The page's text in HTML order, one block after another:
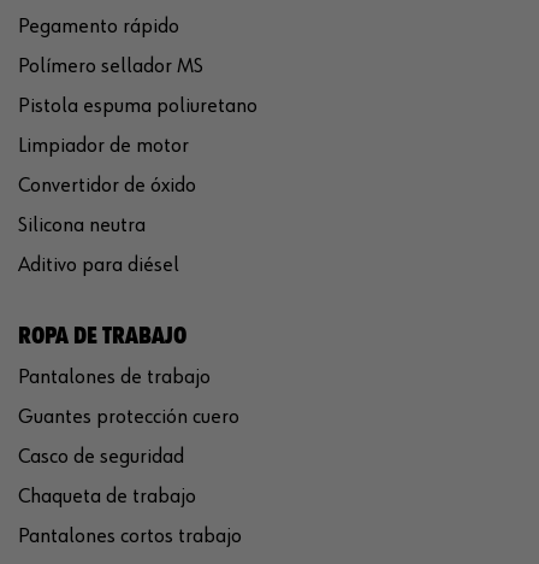
Pegamento rápido
Polímero sellador MS
Pistola espuma poliuretano
Limpiador de motor
Convertidor de óxido
Silicona neutra
Aditivo para diésel
ROPA DE TRABAJO
Pantalones de trabajo
Guantes protección cuero
Casco de seguridad
Chaqueta de trabajo
Pantalones cortos trabajo